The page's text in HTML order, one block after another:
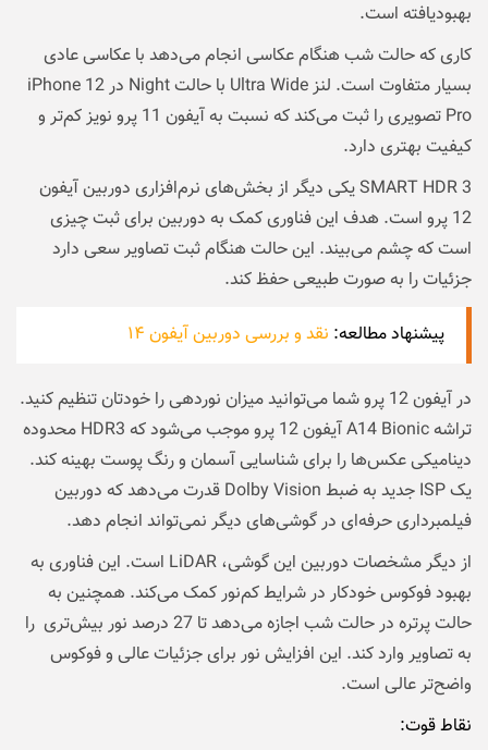
بهبودیافته است.
کاری که حالت شب هنگام عکاسی انجام می‌دهد با عکاسی عادی
بسیار متفاوت است. لنز Ultra Wide با حالت Night در iPhone 12
Pro تصویری را ثبت می‌کند که نسبت به آیفون 11 پرو نویز کم‌تر و
کیفیت بهتری دارد.
SMART HDR 3 یکی دیگر از بخش‌های نرم‌افزاری دوربین آیفون
12 پرو است. هدف این فناوری کمک به دوربین برای ثبت چیزی
است که چشم می‌بیند. این حالت هنگام ثبت تصاویر سعی دارد
جزئیات را به صورت طبیعی حفظ کند.
پیشنهاد مطالعه: نقد و بررسی دوربین آیفون ۱۴
در آیفون 12 پرو شما می‌توانید میزان نوردهی را خودتان تنظیم کنید.
تراشه A14 Bionic آیفون 12 پرو موجب می‌شود که HDR3 محدوده
دینامیکی عکس‌ها را برای شناسایی آسمان و رنگ پوست بهینه کند.
یک ISP جدید به ضبط Dolby Vision قدرت می‌دهد که دوربین
فیلمبرداری حرفه‌ای در گوشی‌های دیگر نمی‌تواند انجام دهد.
از دیگر مشخصات دوربین این گوشی، LiDAR است. این فناوری به
بهبود فوکوس خودکار در شرایط کم‌نور کمک می‌کند. همچنین به
حالت پرتره در حالت شب اجازه می‌دهد تا 27 درصد نور بیش‌تری را
به تصاویر وارد کند. این افزایش نور برای جزئیات عالی و فوکوس
واضح‌تر عالی است.
نقاط قوت: